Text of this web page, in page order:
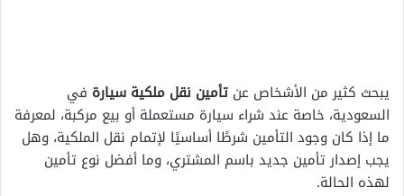
يبحث كثير من الأشخاص عن تأمين نقل ملكية سيارة في
السعودية، خاصة عند شراء سيارة مستعملة أو بيع مركبة، لمعرفة
ما إذا كان وجود التأمين شرطًا أساسيًا لإتمام نقل الملكية، وهل
يجب إصدار تأمين جديد باسم المشتري، وما أفضل نوع تأمين
لهذه الحالة.